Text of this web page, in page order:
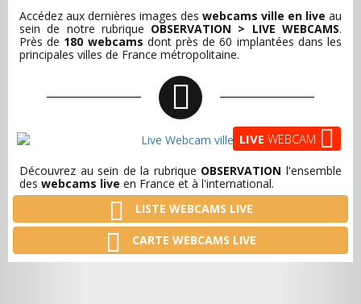
Accédez aux dernières images des webcams ville en live au
sein de notre rubrique OBSERVATION > LIVE WEBCAMS.
Près de 180 webcams dont près de 60 implantées dans les
principales villes de France métropolitaine.
LIVE WEBCAM
Découvrez au sein de la rubrique OBSERVATION l'ensemble
des webcams live en France et à l'international.
LISTE WEBCAMS LIVE
CARTE WEBCAMS LIVE